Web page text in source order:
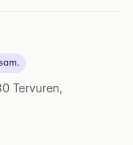
Tervuren,